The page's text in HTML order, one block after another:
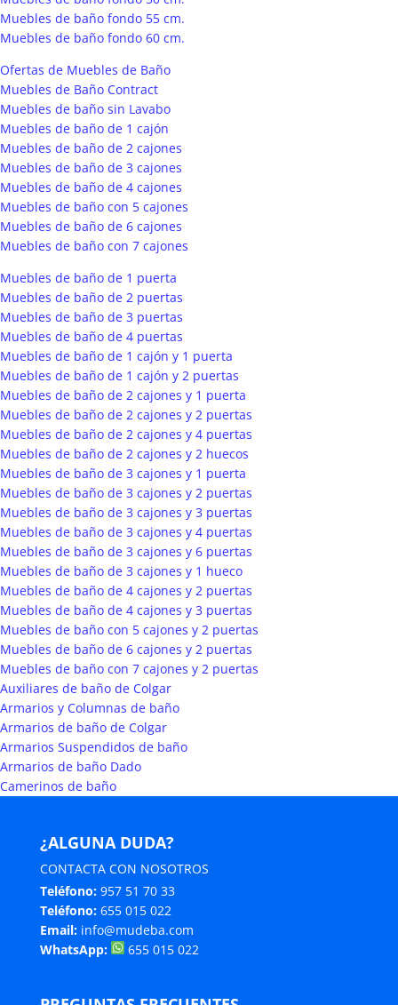
Muebles de baño fondo 55 cm.
Muebles de baño fondo 60 cm.
Ofertas de Muebles de Baño
Muebles de Baño Contract
Muebles de baño sin Lavabo
Muebles de baño de 1 cajón
Muebles de baño de 2 cajones
Muebles de baño de 3 cajones
Muebles de baño de 4 cajones
Muebles de baño con 5 cajones
Muebles de baño de 6 cajones
Muebles de baño con 7 cajones
Muebles de baño de 1 puerta
Muebles de baño de 2 puertas
Muebles de baño de 3 puertas
Muebles de baño de 4 puertas
Muebles de baño de 1 cajón y 1 puerta
Muebles de baño de 1 cajón y 2 puertas
Muebles de baño de 2 cajones y 1 puerta
Muebles de baño de 2 cajones y 2 puertas
Muebles de baño de 2 cajones y 4 puertas
Muebles de baño de 2 cajones y 2 huecos
Muebles de baño de 3 cajones y 1 puerta
Muebles de baño de 3 cajones y 2 puertas
Muebles de baño de 3 cajones y 3 puertas
Muebles de baño de 3 cajones y 4 puertas
Muebles de baño de 3 cajones y 6 puertas
Muebles de baño de 3 cajones y 1 hueco
Muebles de baño de 4 cajones y 2 puertas
Muebles de baño de 4 cajones y 3 puertas
Muebles de baño con 5 cajones y 2 puertas
Muebles de baño de 6 cajones y 2 puertas
Muebles de baño con 7 cajones y 2 puertas
Auxiliares de baño de Colgar
Armarios y Columnas de baño
Armarios de baño de Colgar
Armarios Suspendidos de baño
Armarios de baño Dado
Camerinos de baño
¿ALGUNA DUDA?
CONTACTA CON NOSOTROS
Teléfono: 957 51 70 33
Teléfono: 655 015 022
Email: info@mudeba.com
WhatsApp:
655 015 022